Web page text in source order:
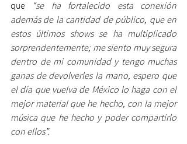
que
“se ha fortalecido esta conexión
además de la cantidad de público, que en
estos últimos shows se ha multiplicado
sorprendentemente; me siento muy segura
dentro de mi comunidad y tengo muchas
ganas de devolverles la mano, espero que
el día que vuelva de México lo haga con el
mejor material que he hecho, con la mejor
música que he hecho y poder compartirlo
con ellos”.